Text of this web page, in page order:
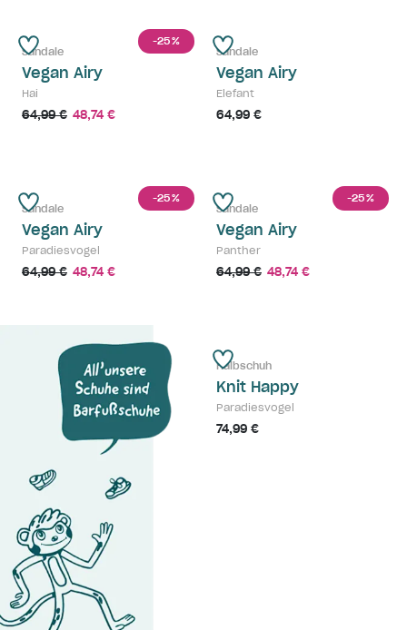
-25%
Sandale
Vegan Airy
Hai
64,99 € 48,74 €
Sandale
Vegan Airy
Elefant
64,99 €
-25%
Sandale
Vegan Airy
Paradiesvogel
64,99 € 48,74 €
-25%
Sandale
Vegan Airy
Panther
64,99 € 48,74 €
Halbschuh
Knit Happy
Paradiesvogel
74,99 €